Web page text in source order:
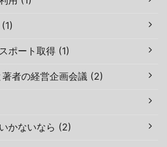
ポート取得 (1)
者の経営企画会議 (2)
かないなら (2)